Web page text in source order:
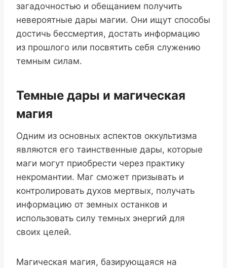
загадочностью и обещанием получить
невероятные дары магии. Они ищут способы
достичь бессмертия, достать информацию
из прошлого или посвятить себя служению
темным силам.
Темные дары и магическая
магия
Одним из основных аспектов оккультизма
являются его таинственные дары, которые
маги могут приобрести через практику
некромантии. Маг сможет призывать и
контролировать духов мертвых, получать
информацию от земных останков и
использовать силу темных энергий для
своих целей.
Магическая магия, базирующаяся на